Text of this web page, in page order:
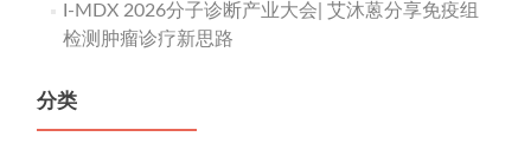
I-MDX 2026分子诊断产业大会| 艾沐蒽分享免疫组
检测肿瘤诊疗新思路
分类